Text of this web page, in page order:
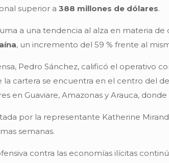
superior a388 millones de dólares.
a una tendencia al alza en materia
, un incremento del 59 % frente al
Pedro Sánchez, calificó el operativo
la cartera se encuentra en el centro del
en Guaviare, Amazonas y Arauca,
por la representante Katherine
semanas.
contra las economías ilícitas